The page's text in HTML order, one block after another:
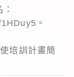
。
培訓計畫簡